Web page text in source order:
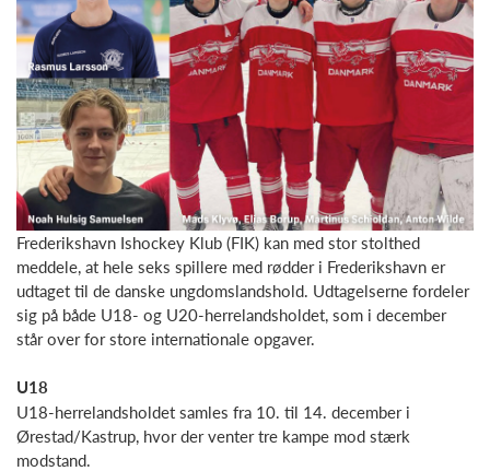
Frederikshavn Ishockey Klub (FIK) kan med stor stolthed
meddele, at hele seks spillere med rødder i Frederikshavn er
udtaget til de danske ungdomslandshold. Udtagelserne fordeler
sig på både U18- og U20-herrelandsholdet, som i december
står over for store internationale opgaver.
U18
U18-herrelandsholdet samles fra 10. til 14. december i
Ørestad/Kastrup, hvor der venter tre kampe mod stærk
modstand.